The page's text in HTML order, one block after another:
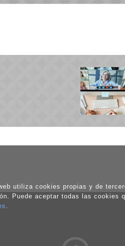
utiliza cookies propias y de
Puede aceptar todas las
.